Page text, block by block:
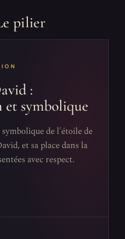
pilier
:
symbolique
de l'étoile de
et sa place dans la
avec respect.